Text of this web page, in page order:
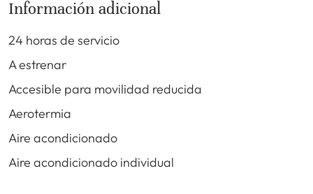
Información adicional
24 horas de servicio
A estrenar
Accesible para movilidad reducida
Aerotermia
Aire acondicionado
Aire acondicionado individual